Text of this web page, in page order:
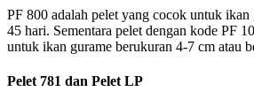
PF 800 adalah pelet yang cocok untuk ikan
45 hari. Sementara pelet dengan kode PF
untuk ikan gurame berukuran 4-7 cm atau
Pelet 781 dan Pelet LP